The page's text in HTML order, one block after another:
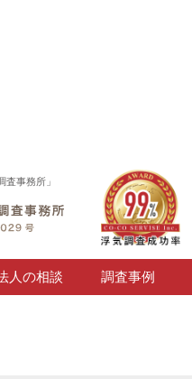
事務所」
人の相談 調査事例